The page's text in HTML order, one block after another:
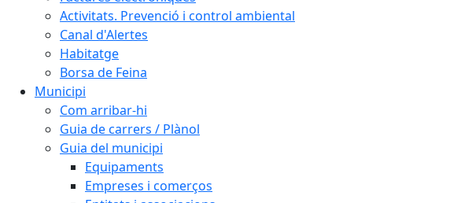
Activitats. Prevenció i control ambiental
Canal d'Alertes
Habitatge
Borsa de Feina
Municipi
Com arribar-hi
Guia de carrers / Plànol
Guia del municipi
Equipaments
Empreses i comerços